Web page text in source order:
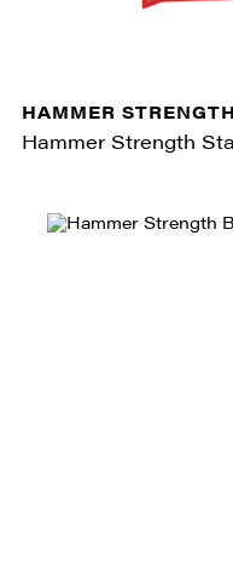
HAMMER STRENGTH
Hammer Strength